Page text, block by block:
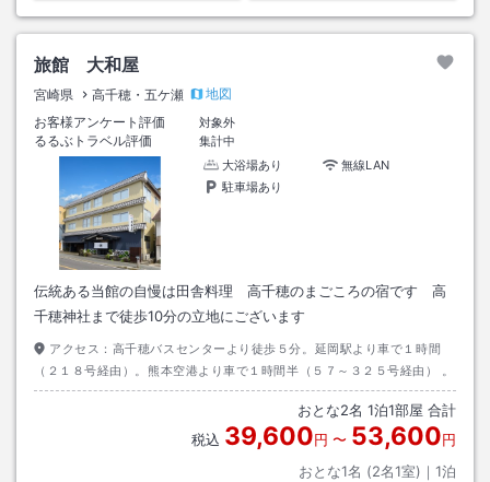
旅館 大和屋
宮崎県 高千穂・五ケ瀬
地図
お客様アンケート評価
対象外
るるぶトラベル評価
集計中
大浴場あり
無線LAN
駐車場あり
伝統ある当館の自慢は田舎料理 高千穂のまごころの宿です 高
千穂神社まで徒歩10分の立地にございます
アクセス： 高千穂バスセンターより徒歩５分。延岡駅より車で１時間
（２１８号経由）。熊本空港より車で１時間半（５７～３２５号経由） 。
おとな2名 1泊1部屋 合計
税込 39,600円 〜 53,600円
おとな1名 (2名1室)｜ 1泊